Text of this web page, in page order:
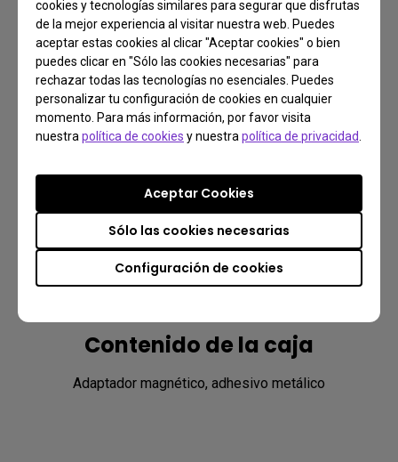
cookies y tecnologías similares para segurar que disfrutas
de la mejor experiencia al visitar nuestra web. Puedes
aceptar estas cookies al clicar "Aceptar cookies" o bien
puedes clicar en "Sólo las cookies necesarias" para
rechazar todas las tecnologías no esenciales. Puedes
personalizar tu configuración de cookies en cualquier
momento. Para más información, por favor visita
nuestra política de cookies y nuestra política de privacidad
Configuración de cookies
Sólo las cookies necesarias
Aceptar Cookies
Aviso
Al utilizarlo con monitores curvos, asegúrate de no colocar
el adaptador sobre el borde del bisel de la pantalla.
Contenido de la caja
Adaptador magnético, adhesivo metálico